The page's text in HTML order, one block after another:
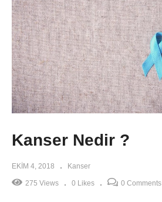
Kanser Nedir ?
EKIM 4, 2018 Kanser
275 Views 0 Likes 0 Comments